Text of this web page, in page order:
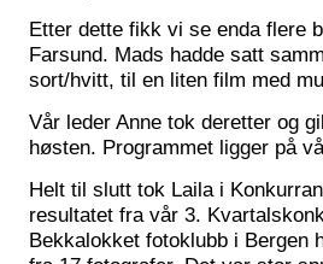
Etter dette fikk vi se enda flere
Farsund. Mads hadde satt
sort/hvitt, til en liten film med
Vår leder Anne tok deretter og
høsten. Programmet ligger på
Helt til slutt tok Laila i
resultatet fra vår 3.
Bekkalokket fotoklubb i